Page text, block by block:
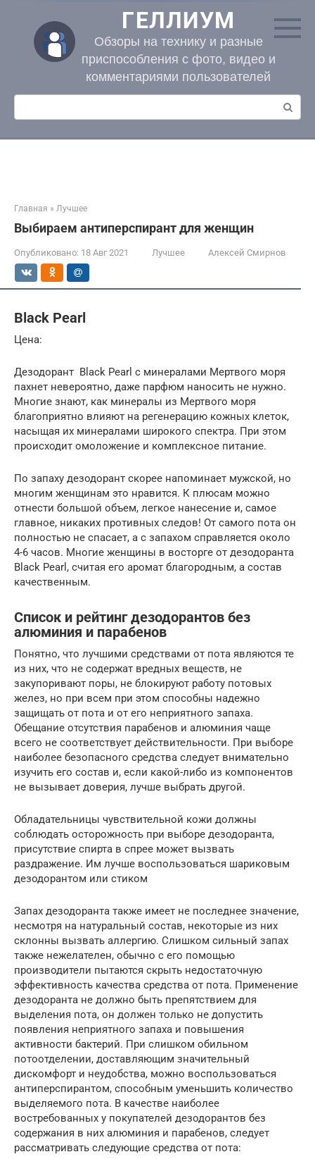
контенту
ГЕЛЛИУМ
Обзоры на технику и разные
приспособления с фото, видео и
комментариями пользователей
Поиск:
Главная » Лучшее
Выбираем антиперспирант для женщин
Опубликовано: 18 Авг 2021 Лучшее Алексей Смирнов
Black Pearl
Цена:
Дезодорант Black Pearl с минералами Мертвого моря
пахнет невероятно, даже парфюм наносить не нужно.
Многие знают, как минералы из Мертвого моря
благоприятно влияют на регенерацию кожных клеток,
насыщая их минералами широкого спектра. При этом
происходит омоложение и комплексное питание.
По запаху дезодорант скорее напоминает мужской, но
многим женщинам это нравится. К плюсам можно
отнести большой объем, легкое нанесение и, самое
главное, никаких противных следов! От самого пота он
полностью не спасает, а с запахом справляется около
4-6 часов. Многие женщины в восторге от дезодоранта
Black Pearl, считая его аромат благородным, а состав
качественным.
Список и рейтинг дезодорантов без
алюминия и парабенов
Понятно, что лучшими средствами от пота являются те
из них, что не содержат вредных веществ, не
закупоривают поры, не блокируют работу потовых
желез, но при всем при этом способны надежно
защищать от пота и от его неприятного запаха.
Обещание отсутствия парабенов и алюминия чаще
всего не соответствует действительности. При выборе
наиболее безопасного средства следует внимательно
изучить его состав и, если какой-либо из компонентов
не вызывает доверия, лучше выбрать другой.
Обладательницы чувствительной кожи должны
соблюдать осторожность при выборе дезодоранта,
присутствие спирта в спрее может вызвать
раздражение. Им лучше воспользоваться шариковым
дезодорантом или стиком
Запах дезодоранта также имеет не последнее значение,
несмотря на натуральный состав, некоторые из них
склонны вызвать аллергию. Слишком сильный запах
также нежелателен, обычно с его помощью
производители пытаются скрыть недостаточную
эффективность качества средства от пота. Применение
дезодоранта не должно быть препятствием для
выделения пота, он должен только не допустить
появления неприятного запаха и повышения
активности бактерий. При слишком обильном
потоотделении, доставляющим значительный
дискомфорт и неудобства, можно воспользоваться
антиперспирантом, способным уменьшить количество
выделяемого пота. В качестве наиболее
востребованных у покупателей дезодорантов без
содержания в них алюминия и парабенов, следует
рассматривать следующие средства от пота: